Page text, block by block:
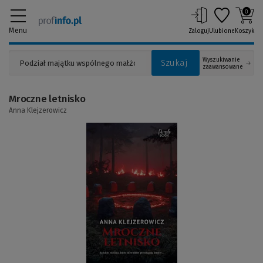
Menu
Szukaj
Wyszukiwanie
zaawansowane
ZalogujUlubione
0
Koszyk
do
Mroczne letnisko
Anna Klejzerowicz